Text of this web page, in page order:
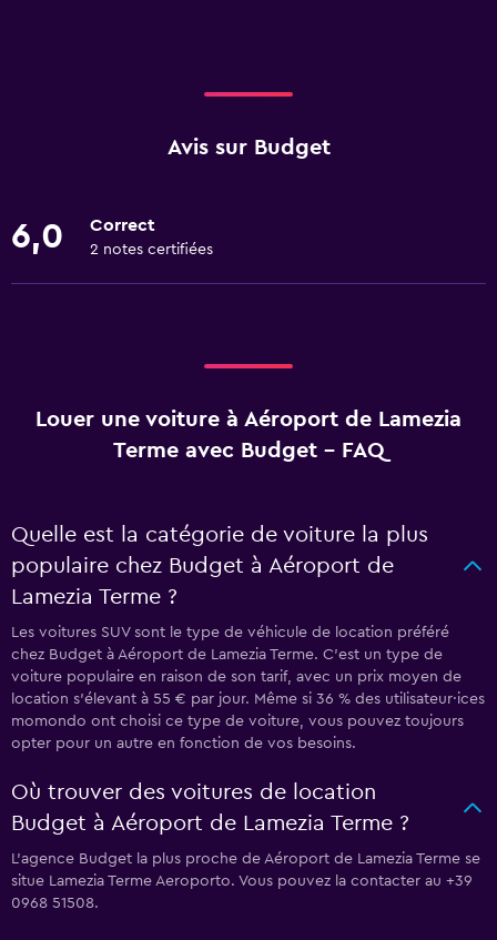
Avis sur Budget
6,0 Correct
2 notes certifiées
Louer une voiture à Aéroport de Lamezia
Terme avec Budget - FAQ
Quelle est la catégorie de voiture la plus
populaire chez Budget à Aéroport de
Lamezia Terme ?
Les voitures SUV sont le type de véhicule de location préféré
chez Budget à Aéroport de Lamezia Terme. C'est un type de
voiture populaire en raison de son tarif, avec un prix moyen de
location s'élevant à 55 € par jour. Même si 36 % des utilisateur·ices
momondo ont choisi ce type de voiture, vous pouvez toujours
opter pour un autre en fonction de vos besoins.
Où trouver des voitures de location
Budget à Aéroport de Lamezia Terme ?
L’agence Budget la plus proche de Aéroport de Lamezia Terme se
situe Lamezia Terme Aeroporto. Vous pouvez la contacter au +39
0968 51508.